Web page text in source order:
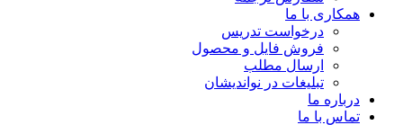
همکاری با ما
درخواست تدریس
فروش فایل و محصول
ارسال مطلب
تبلیغات در نواندیشان
درباره ما
تماس با ما